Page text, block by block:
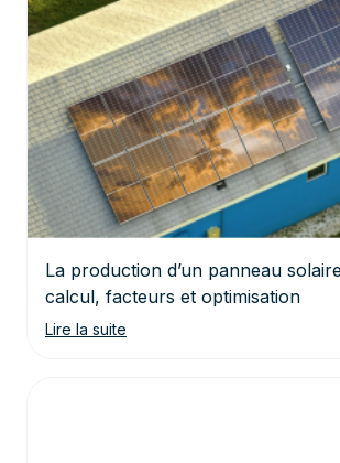
La production d’un panneau
calcul, facteurs et optimisation
Lire la suite